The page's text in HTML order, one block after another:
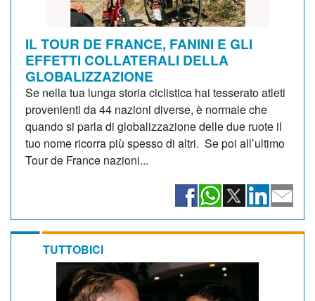
IL TOUR DE FRANCE, FANINI E GLI
EFFETTI COLLATERALI DELLA
GLOBALIZZAZIONE
Se nella tua lunga storia ciclistica hai tesserato atleti
provenienti da 44 nazioni diverse, è normale che
quando si parla di globalizzazione delle due ruote il
tuo nome ricorra più spesso di altri. Se poi all’ultimo
Tour de France nazioni...
TUTTOBICI